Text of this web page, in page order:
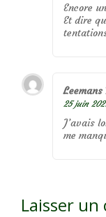
Encore
Et dire
25 juin
J’avais
me
Laisser